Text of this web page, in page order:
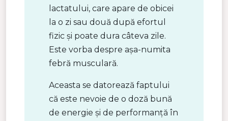
lactatului, care apare de obicei
la o zi sau două după efortul
fizic și poate dura câteva zile.
Este vorba despre așa-numita
febră musculară.
Aceasta se datorează faptului
că este nevoie de o doză bună
de energie și de performanță în